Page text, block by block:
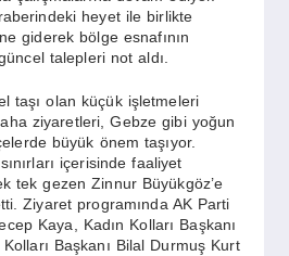
heyet ile birlikte
giderek bölge esnafının
talepleri not aldı.
taşı olan küçük işletmeleri
ziyaretleri, Gebze gibi yoğun
büyük önem taşıyor.
içerisinde faaliyet
tek gezen Zinnur Büyükgöz’e
Ziyaret programında AK Parti
Kaya, Kadın Kolları Başkanı
Başkanı Bilal Durmuş Kurt